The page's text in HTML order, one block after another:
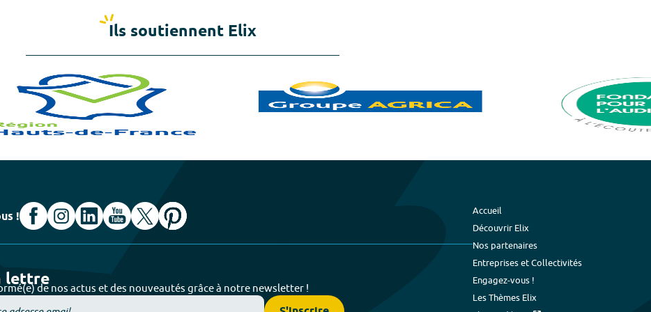
Ils soutiennent Elix
!
lettrede nos actus et des nouveautés grâce à notre newsletter !
Accueil
Découvrir Elix
Nos partenaires
Entreprises et Collectivités
Engagez-vous !
Les Thèmes Elix